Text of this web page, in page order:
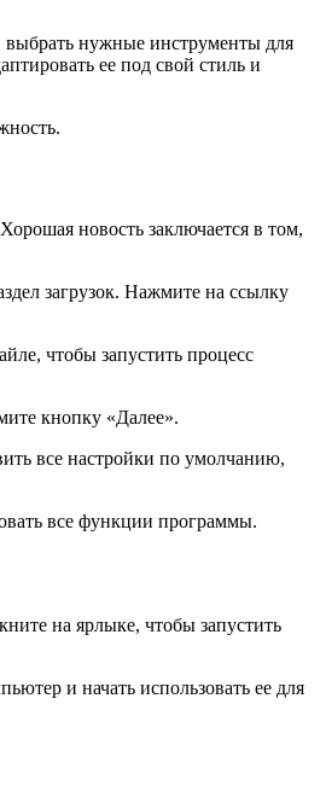
выбрать нужные инструменты для
ее под свой стиль и
новость заключается в том,
загрузок. Нажмите на ссылку
чтобы запустить процесс
кнопку «Далее».
все настройки по умолчанию,
все функции программы.
на ярлыке, чтобы запустить
и начать использовать ее для